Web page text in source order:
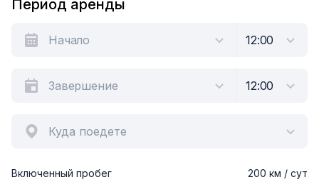
of
Период аренды
Куда поедете
Включенный пробег 200 км / сут